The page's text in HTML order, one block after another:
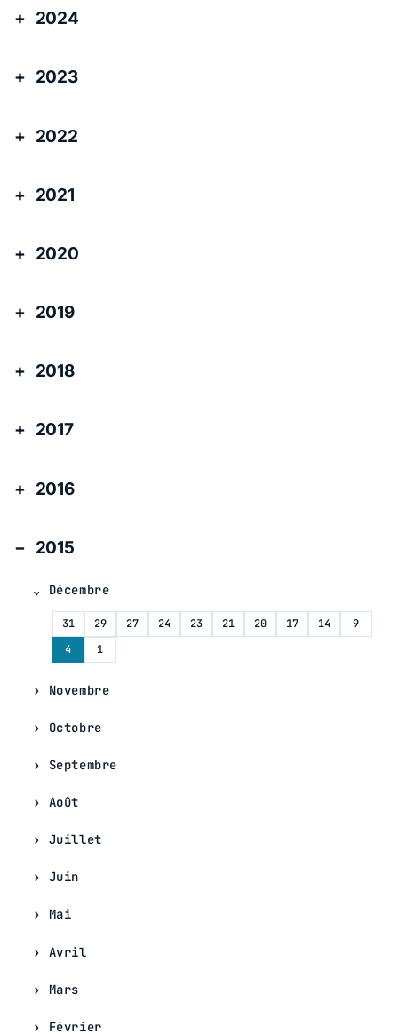
2024
2023
2022
2021
2020
2019
2018
2017
2016
2015
Décembre
31 29 27 24 23 21 20 17 14
9
4
1
Novembre
Octobre
Septembre
Août
Juillet
Juin
Mai
Avril
Mars
Février